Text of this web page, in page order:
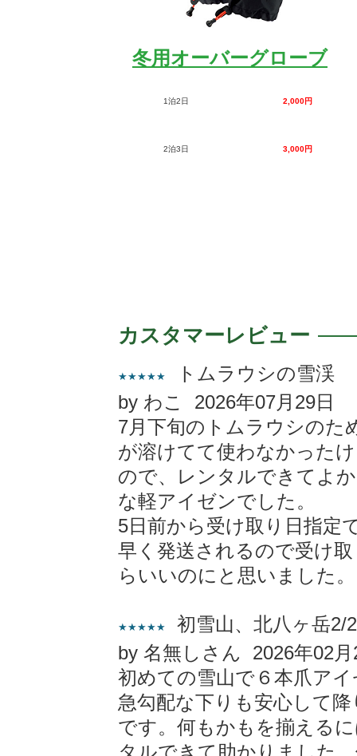
冬用オーバーグローブ
1泊2日 2,000円
2泊3日 3,000円
カスタマーレビュー
★★★★★
トムラウシの雪渓
by わこ 2026年07月29日
7月下旬のトムラウシのた
が溶けてて使わなかった
ので、レンタルできてよ
な軽アイゼンでした。
5日前から受け取り日指定
早く発送されるので受け
らいいのにと思いました。
★★★★★
初雪山、北八ヶ岳2/
by 名無しさん 2026年02月
初めての雪山で６本爪ア
急勾配な下りも安心して
です。何もかもを揃える
タルできて助かりました